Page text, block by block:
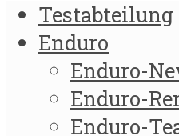
Testabteilung
Enduro
Enduro-
Enduro-
Enduro-